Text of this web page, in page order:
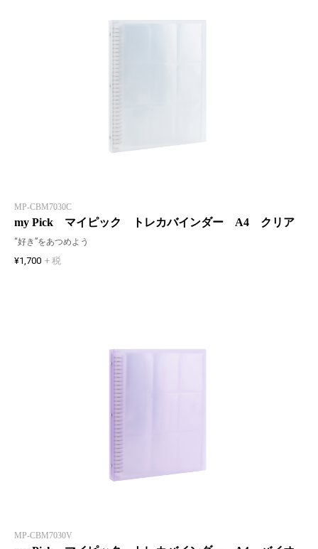
MP-CBM7030C
my Pick マイピック トレカバインダー A4 クリア
“好き”をあつめよう
¥1,700 + 税
MP-CBM7030V